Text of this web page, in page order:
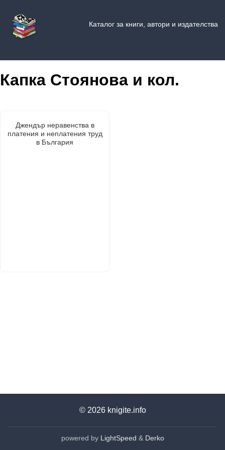
Каталог за книги, автори и издателства
Капка Стоянова и кол.
Джендър неравенства в
платения и неплатения труд
в България
© 2026 knigite.info
powered by LightSpeed & Derko